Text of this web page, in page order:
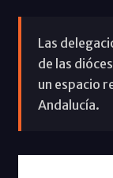
Las
de las
un espacio
Andalucía.